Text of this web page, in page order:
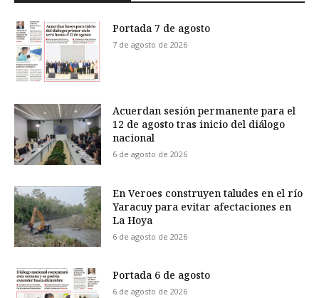
Portada 7 de agosto
7 de agosto de 2026
Acuerdan sesión permanente para el
12 de agosto tras inicio del diálogo
nacional
6 de agosto de 2026
En Veroes construyen taludes en el río
Yaracuy para evitar afectaciones en
La Hoya
6 de agosto de 2026
Portada 6 de agosto
6 de agosto de 2026